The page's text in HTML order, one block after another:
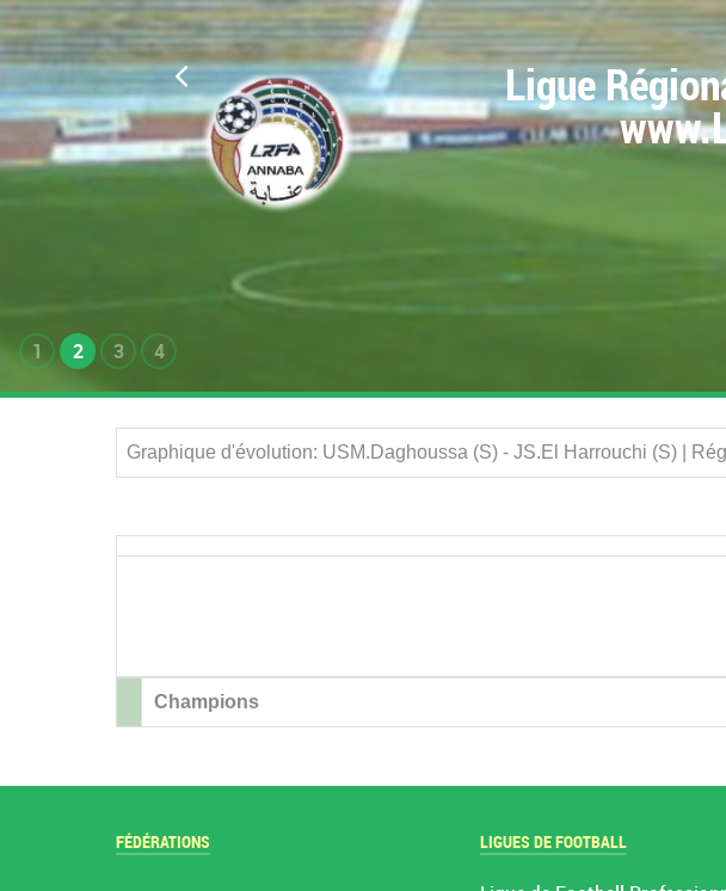
Ligue
1 2 3 4
Graphique d'évolution: USM.Daghoussa (S) - JS.El Harrouchi (S) |
Champions
FÉDÉRATIONS LIGUES DE FOOTBALL